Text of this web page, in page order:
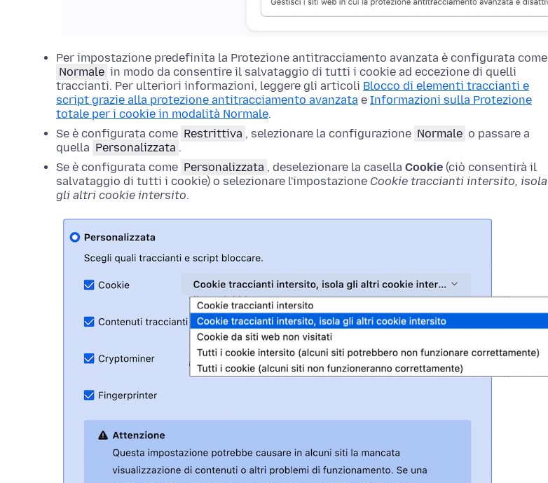
Per impostazione predefinita la Protezione antitracciamento avanzata è configurata come
Normale in modo da consentire il salvataggio di tutti i cookie ad eccezione di quelli
traccianti. Per ulteriori informazioni, leggere gli articoli Blocco di elementi traccianti e
script grazie alla protezione antitracciamento avanzata e Informazioni sulla Protezione
totale per i cookie in modalità Normale.
Se è configurata come Restrittiva , selezionare la configurazione Normale o passare a
quella Personalizzata .
Se è configurata come Personalizzata , deselezionare la casella Cookie (ciò consentirà il
salvataggio di tutti i cookie) o selezionare l'impostazione Cookie traccianti intersito, isola
gli altri cookie intersito.